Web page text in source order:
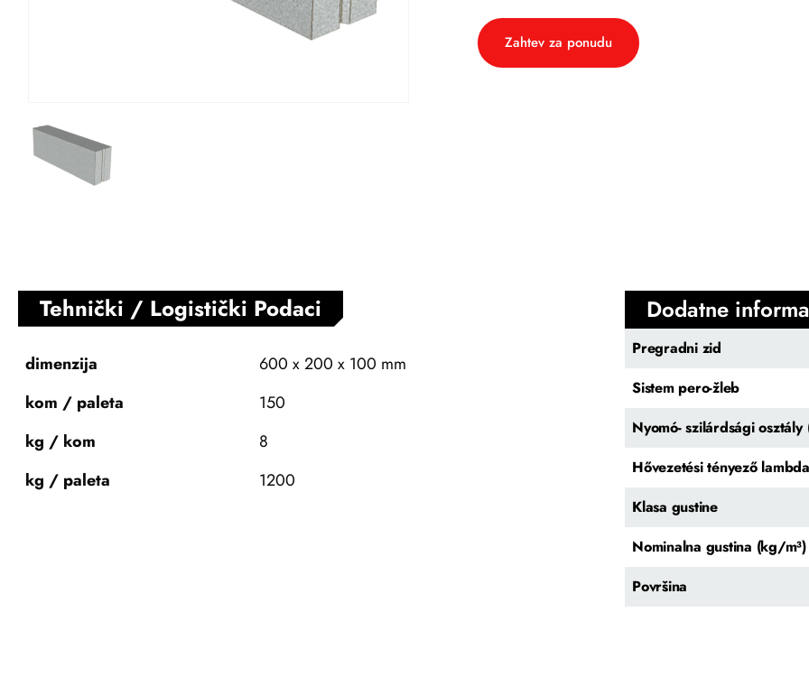
Zahtev za ponudu
Tehnički / Logistički Podaci
dimenzija
600 x 200 x 100 mm
kom / paleta
150
kg / kom
8
kg / paleta
1200
Dodatne
Pregradni zid
Sistem pero-žleb
Nyomó- szilárdsági
Hővezetési tényező
Klasa gustine
Nominalna gustina (kg/m³)
Površina